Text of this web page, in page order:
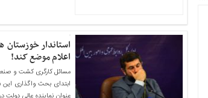
استاندار
اعلام موضع کند!
مسائل کارگری کشت و
ابتدای بحث واگذاری این